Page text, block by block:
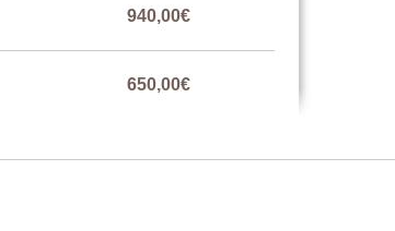
940,00€
650,00€